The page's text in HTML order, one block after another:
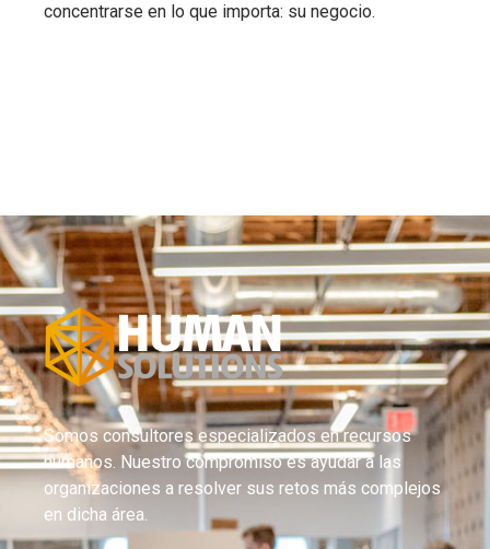
concentrarse en lo que importa: su negocio.
Somos consultores especializados en recursos
humanos. Nuestro compromiso es ayudar a las
organizaciones a resolver sus retos más complejos
en dicha área.